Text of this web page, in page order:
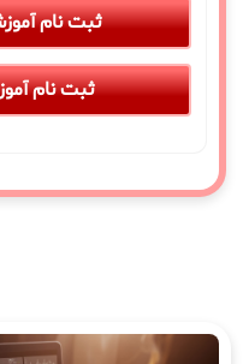
ثبت نام
ثبت نام